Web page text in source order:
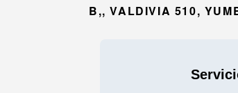
B,, VALDIVIA 510,